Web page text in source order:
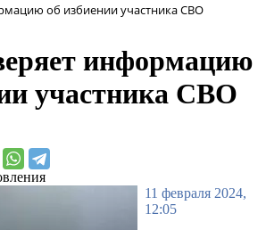
об избиении участника СВО
информацию
участника СВО
11 февраля 2024,
12:05